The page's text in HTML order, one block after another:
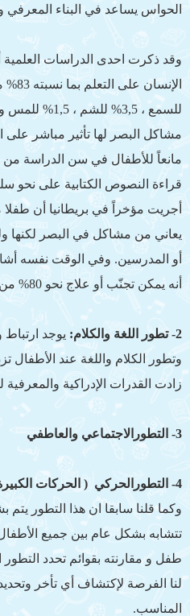
الحواس يساعد في البناء المعرفي
وقد ذكرت احدى الدراسات
مشاكل البصر لها تأثير مباشر على
مانعاً للأطفال في سن الدراسة من
قراءة النصوص الكتابية على نحو
أجريت مؤخراً في بريطانيا أن
يعاني من مشاكل في البصر لكنها
أو المدرسين. وفي الوقت نفسه
أنه يمكن تجنّب أو علاج نحو 80% من مجموع حالات ضعف البصر.
2- تطور اللغة والكلام:
يوجد ارتباط
وتطور الكلام واللغة عند الأطفال
زادت القدرات الإدراكية
3- التطورالاجتماعي والعاطفي
4- التطورالحركي ( الحركات الكبيرة والحركات الدقيقة)
وكما قلنا سابقا ان هذا التطور
تتشابه بشكل عام بين جميع
طفل و مقارنته بقوائم تحدد
لنا الفرصة لإكتشاف أي تأخر
المناسب.